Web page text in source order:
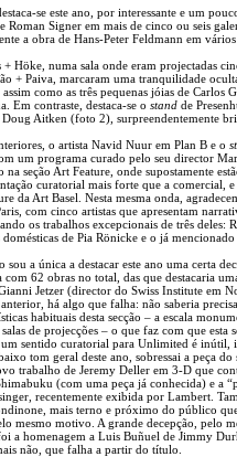
se este ano, por interessante e um
Roman Signer em mais de cinco ou seis
a obra de Hans-Peter Feldmann em vários
+ Höke, numa sala onde eram projectadas
+ Paiva, marcaram uma tranquilidade
como as três pequenas jóias de Carlos
Em contraste, destaca-se o stand de
Aitken (foto 2), surpreendentemente
o artista Navid Nuur em Plan B e o
um programa curado pelo seu director
na seção Art Feature, onde supostamente
curatorial mais forte que a comercial, e
da Art Basel. Nesta mesma onda,
com cinco artistas que apresentam
os trabalhos excepcionais de três deles:
domésticas de Pia Rönicke e o já mencionado
a única a destacar este ano uma certa
62 obras no total, das que destacaria
Jetzer (director do Swiss Institute em
há algo que falha: não saberia
habituais desta secção – a escala
de projecções – o que faz com que esta
sentido curatorial para Unlimited é inútil,
tom geral deste ano, sobressai a peça do
trabalho de Jeremy Deller em 3-D que
(com uma peça já conhecida) e a
recentemente exibida por Lambert.
mais terno e próximo do público
mesmo motivo. A grande decepção, pelo
a homenagem a Luis Buñuel de Jimmy
não, que falha a partir do título.